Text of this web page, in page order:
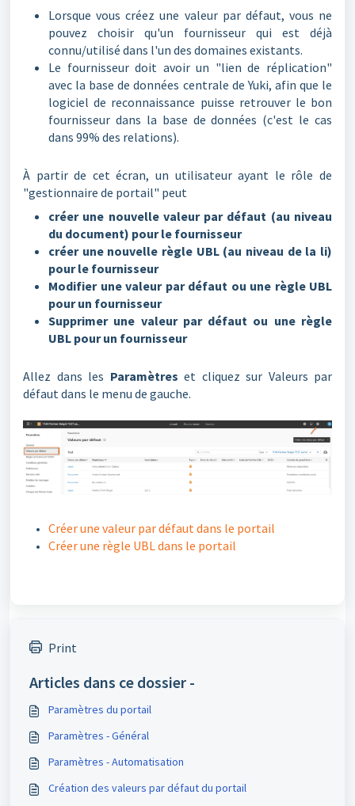
Lorsque vous créez une valeur par défaut, vous ne
pouvez choisir qu'un fournisseur qui est déjà
connu/utilisé dans l'un des domaines existants.
Le fournisseur doit avoir un "lien de réplication"
avec la base de données centrale de Yuki, afin que le
logiciel de reconnaissance puisse retrouver le bon
fournisseur dans la base de données (c'est le cas
dans 99% des relations).
À partir de cet écran, un utilisateur ayant le rôle de
"gestionnaire de portail" peut
créer une nouvelle valeur par défaut (au niveau
du document) pour le fournisseur
créer une nouvelle règle UBL (au niveau de la li)
pour le fournisseur
Modifier une valeur par défaut ou une règle UBL
pour un fournisseur
Supprimer une valeur par défaut ou une règle
UBL pour un fournisseur
Allez dans les Paramètres et cliquez sur Valeurs par
défaut dans le menu de gauche.
Créer une valeur par défaut dans le portail
Créer une règle UBL dans le portail
Print
Articles dans ce dossier -
Paramètres du portail
Paramètres - Général
Paramètres - Automatisation
Création des valeurs par défaut du portail